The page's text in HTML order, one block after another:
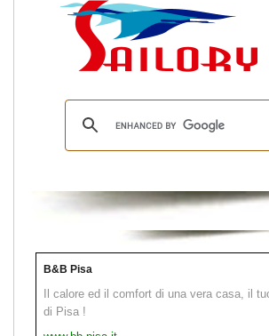
B&B Pisa
Il calore ed il comfort di una vera casa, il
di Pisa !